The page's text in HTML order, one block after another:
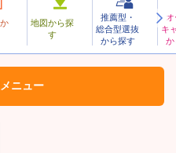
地図から探
す
推薦型・
総合型選抜
から探す
キ
か
お気に入り
メニュー